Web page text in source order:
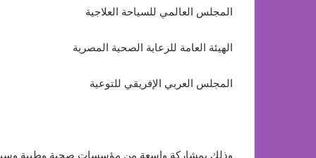
المجلس العالمي للسياحة العلاجية
الهيئة العامة للرعاية الصحية المصرية
المجلس العربي الإفريقي للتوعية
وذلك بمشاركة واسعة من مؤسسات صحية وطبية